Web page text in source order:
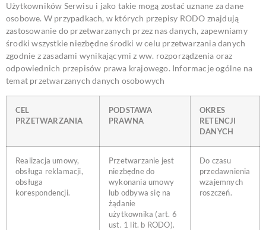
Użytkowników Serwisu i jako takie mogą zostać uznane za dane
osobowe. W przypadkach, w których przepisy RODO znajdują
zastosowanie do przetwarzanych przez nas danych, zapewniamy
środki wszystkie niezbędne środki w celu przetwarzania danych
zgodnie z zasadami wynikającymi z ww. rozporządzenia oraz
odpowiednich przepisów prawa krajowego. Informacje ogólne na
temat przetwarzanych danych osobowych
CEL
PRZETWARZANIA
PODSTAWA
PRAWNA
OKRES
RETENCJI
DANYCH
Realizacja umowy,
obsługa reklamacji,
obsługa
korespondencji.
Przetwarzanie jest
niezbędne do
wykonania umowy
lub odbywa się na
żądanie
użytkownika (art. 6
ust. 1 lit. b RODO).
Do czasu
przedawnienia
wzajemnych
roszczeń.